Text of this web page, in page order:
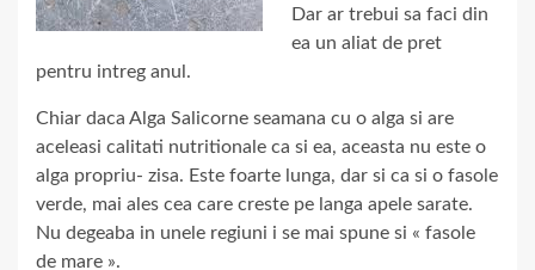
Dar ar trebui sa faci din
ea un aliat de pret
pentru intreg anul.
Chiar daca Alga Salicorne seamana cu o alga si are
aceleasi calitati nutritionale ca si ea, aceasta nu este o
alga propriu- zisa. Este foarte lunga, dar si ca si o fasole
verde, mai ales cea care creste pe langa apele sarate.
Nu degeaba in unele regiuni i se mai spune si « fasole
de mare ».